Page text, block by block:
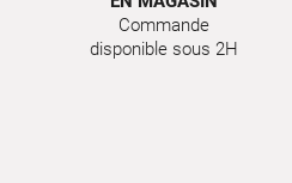
Commande
disponible sous 2H